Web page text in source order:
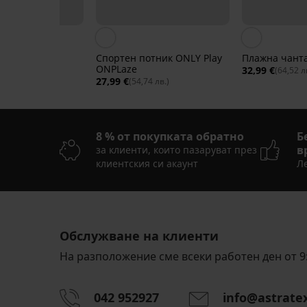
Спортен потник ONLY Play
ONPLaze
27,99 €(54,74 лв.)
Плажна
32,99 €(64,52
8 % от покупката обратно
за клиенти, които пазаруват през
клиентския си акаунт
Обслужване на клиенти
На разположение сме всеки работен ден от
042 952927